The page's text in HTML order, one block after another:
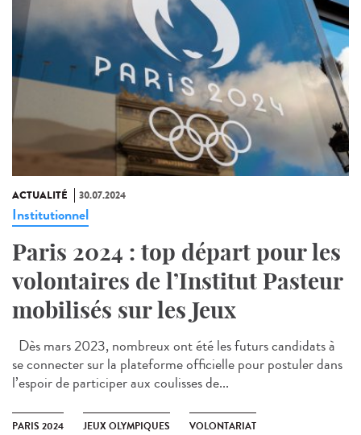
ACTUALITÉ 30.07.2024
Institutionnel
Paris 2024 : top départ pour les
volontaires de l’Institut Pasteur
mobilisés sur les Jeux
Dès mars 2023, nombreux ont été les futurs candidats à
se connecter sur la plateforme officielle pour postuler dans
l’espoir de participer aux coulisses de...
PARIS 2024 JEUX OLYMPIQUES VOLONTARIAT